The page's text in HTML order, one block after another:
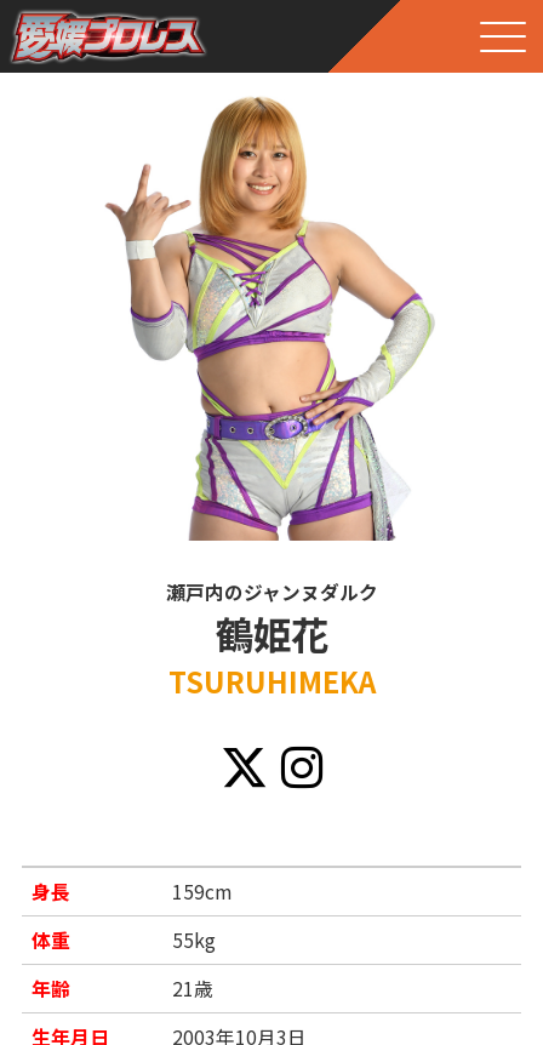
瀬戸内のジャンヌダルク
鶴姫花
TSURUHIMEKA
身長
159cm
体重
55kg
年齢
21歳
生年月日
2003年10月3日